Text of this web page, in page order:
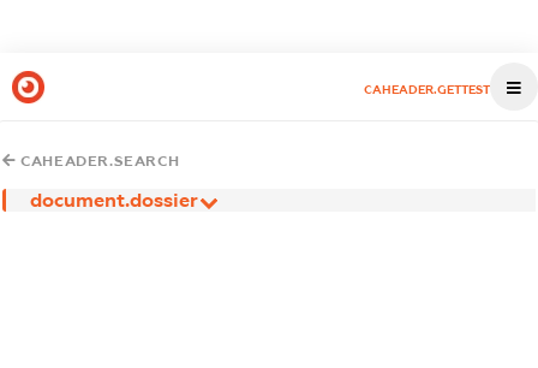
CAHEADER.GETTEST
CAHEADER.SEARCH
document.dossier